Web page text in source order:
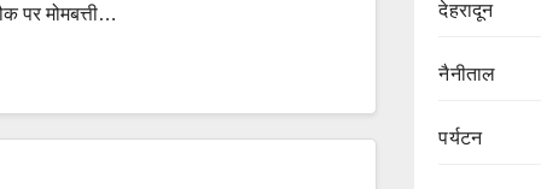
पर मोमबत्ती…
देहरादून
नैनीताल
पर्यटन